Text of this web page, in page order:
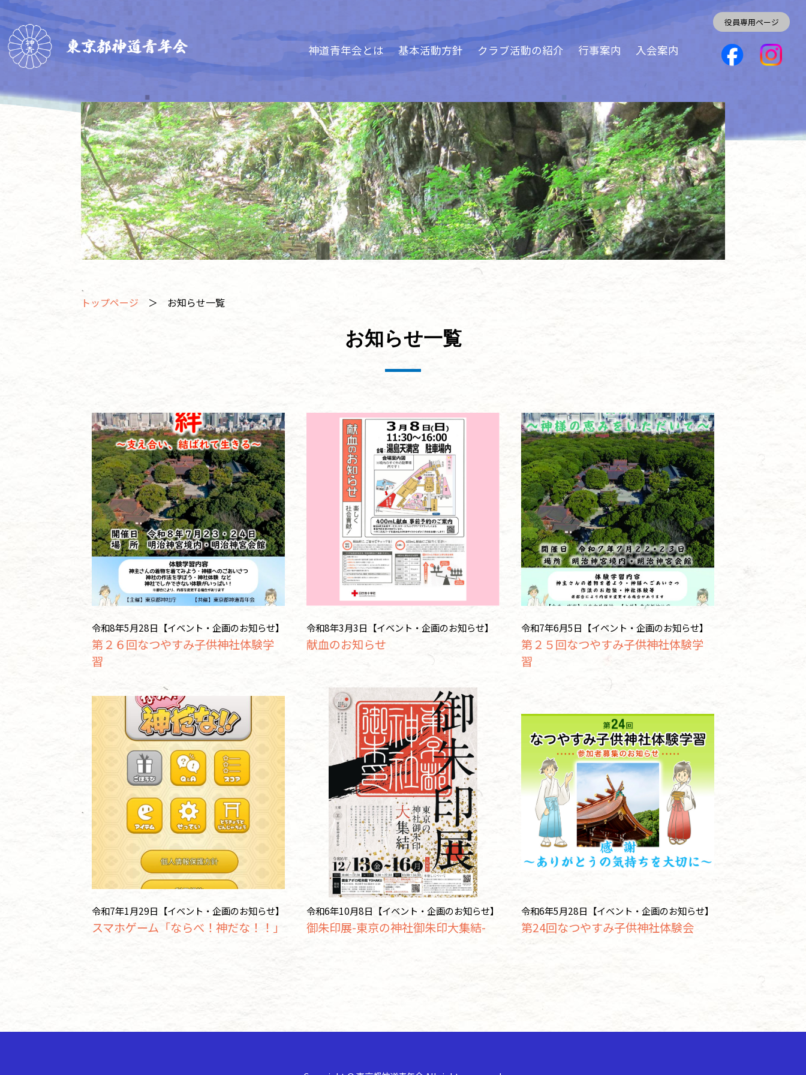
神道青年会とは 基本活動方針 クラブ活動の紹介 行事案内 入会案内
役員専用ページ
トップページ ＞ お知らせ一覧
お知らせ一覧
令和8年5月28日【イベント・企画のお知らせ】
第２６回なつやすみ子供神社体験学
習
令和8年3月3日【イベント・企画のお知らせ】
献血のお知らせ
令和7年6月5日【イベント・企画のお知らせ】
第２５回なつやすみ子供神社体験学
習
令和7年1月29日【イベント・企画のお知らせ】
スマホゲーム「ならべ！神だな！！」
令和6年10月8日【イベント・企画のお知らせ】
御朱印展-東京の神社御朱印大集結-
令和6年5月28日【イベント・企画のお知らせ】
第24回なつやすみ子供神社体験会